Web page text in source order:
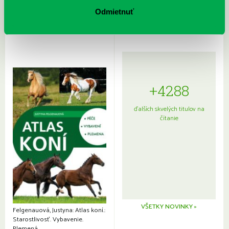
Odmietnuťjaponskou kuchyňou a etiketou
Felgenauová, Justyna: Atlas koní.:
Starostlivosť. Vybavenie.
+4288
ďalších skvelých titulov na
čítanie
VŠETKY NOVINKY »